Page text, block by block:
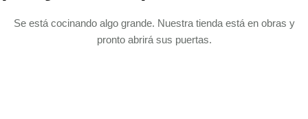
Se está cocinando algo grande. Nuestra tienda está en obras y
pronto abrirá sus puertas.